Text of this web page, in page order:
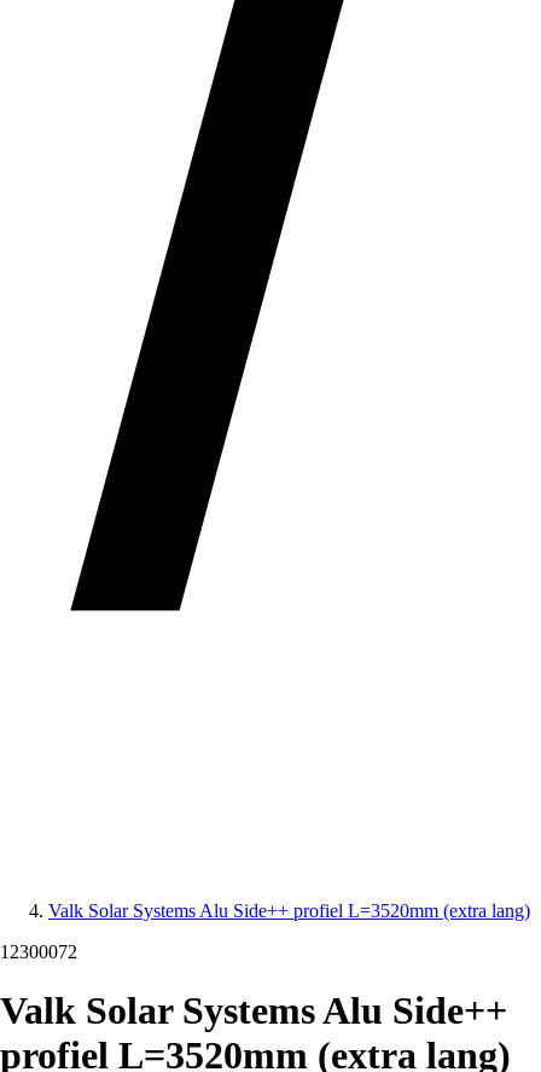
Valk Solar Systems Alu Side++ profiel L=3520mm (extra lang)
12300072
Valk Solar Systems Alu Side++
profiel L=3520mm (extra lang)